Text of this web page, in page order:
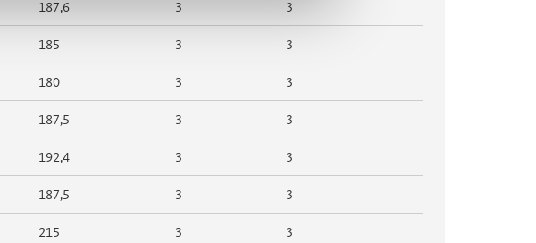
187,6 3 3
185 3 3
180 3 3
187,5 3 3
192,4 3 3
187,5 3 3
215 3 3